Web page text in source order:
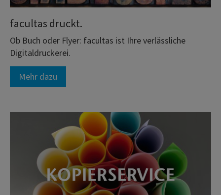
facultas druckt.
Ob Buch oder Flyer: facultas ist Ihre verlässliche
Digitaldruckerei.
Mehr dazu